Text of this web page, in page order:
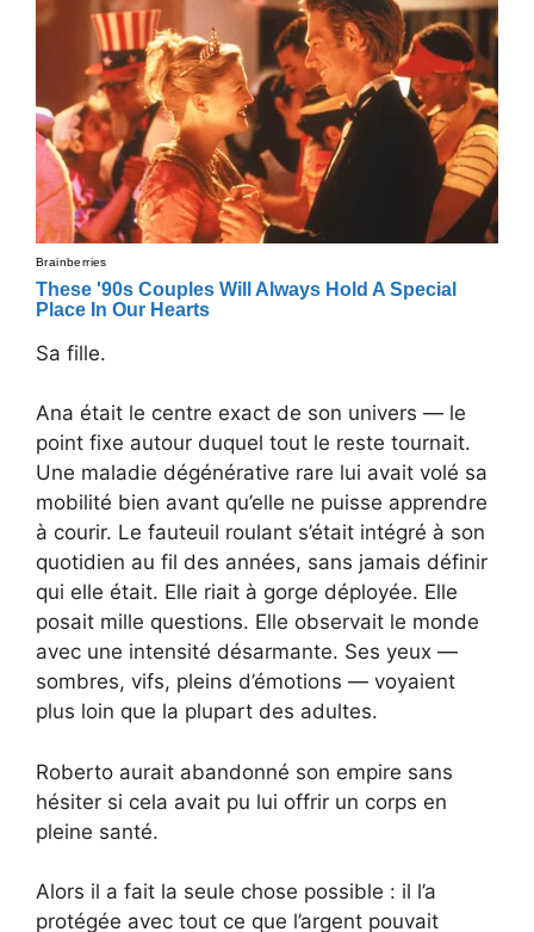
Sa fille.
Ana était le centre exact de son univers — le
point fixe autour duquel tout le reste tournait.
Une maladie dégénérative rare lui avait volé sa
mobilité bien avant qu’elle ne puisse apprendre
à courir. Le fauteuil roulant s’était intégré à son
quotidien au fil des années, sans jamais définir
qui elle était. Elle riait à gorge déployée. Elle
posait mille questions. Elle observait le monde
avec une intensité désarmante. Ses yeux —
sombres, vifs, pleins d’émotions — voyaient
plus loin que la plupart des adultes.
Roberto aurait abandonné son empire sans
hésiter si cela avait pu lui offrir un corps en
pleine santé.
Alors il a fait la seule chose possible : il l’a
protégée avec tout ce que l’argent pouvait